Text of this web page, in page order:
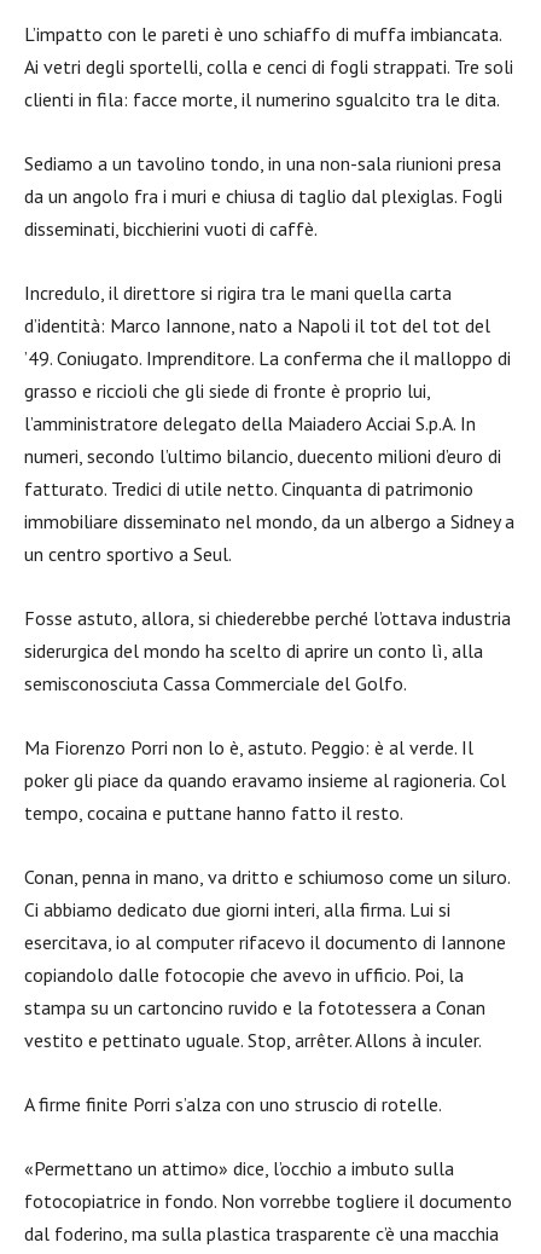
L’impatto con le pareti è uno schiaffo di muffa imbiancata.
Ai vetri degli sportelli, colla e cenci di fogli strappati. Tre soli
clienti in fila: facce morte, il numerino sgualcito tra le dita.
Sediamo a un tavolino tondo, in una non-sala riunioni presa
da un angolo fra i muri e chiusa di taglio dal plexiglas. Fogli
disseminati, bicchierini vuoti di caffè.
Incredulo, il direttore si rigira tra le mani quella carta
d’identità: Marco Iannone, nato a Napoli il tot del tot del
’49. Coniugato. Imprenditore. La conferma che il malloppo di
grasso e riccioli che gli siede di fronte è proprio lui,
l’amministratore delegato della Maiadero Acciai S.p.A. In
numeri, secondo l’ultimo bilancio, duecento milioni d’euro di
fatturato. Tredici di utile netto. Cinquanta di patrimonio
immobiliare disseminato nel mondo, da un albergo a Sidney a
un centro sportivo a Seul.
Fosse astuto, allora, si chiederebbe perché l’ottava industria
siderurgica del mondo ha scelto di aprire un conto lì, alla
semisconosciuta Cassa Commerciale del Golfo.
Ma Fiorenzo Porri non lo è, astuto. Peggio: è al verde. Il
poker gli piace da quando eravamo insieme al ragioneria. Col
tempo, cocaina e puttane hanno fatto il resto.
Conan, penna in mano, va dritto e schiumoso come un siluro.
Ci abbiamo dedicato due giorni interi, alla firma. Lui si
esercitava, io al computer rifacevo il documento di Iannone
copiandolo dalle fotocopie che avevo in ufficio. Poi, la
stampa su un cartoncino ruvido e la fototessera a Conan
vestito e pettinato uguale. Stop, arrêter. Allons à inculer.
A firme finite Porri s’alza con uno struscio di rotelle.
«Permettano un attimo» dice, l’occhio a imbuto sulla
fotocopiatrice in fondo. Non vorrebbe togliere il documento
dal foderino, ma sulla plastica trasparente c’è una macchia